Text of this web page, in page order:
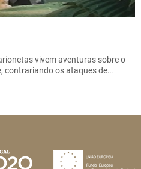
vivem aventuras sobre o
contrariando os ataques de…